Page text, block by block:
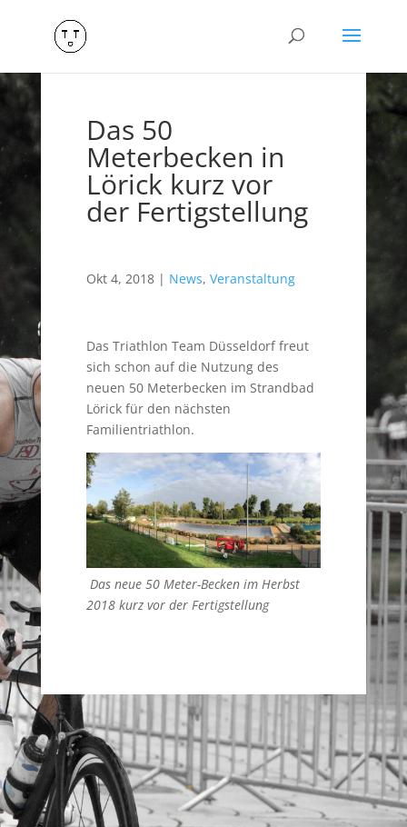
Das 50
Meterbecken in
Lörick kurz vor
der Fertigstellung
Okt 4, 2018| News, Veranstaltung
Das Triathlon Team Düsseldorf freut
sich schon auf die Nutzung des
neuen 50 Meterbecken im Strandbad
Lörick für den nächsten
Familientriathlon.
Das neue 50 Meter-Becken im Herbst
2018 kurz vor der Fertigstellung